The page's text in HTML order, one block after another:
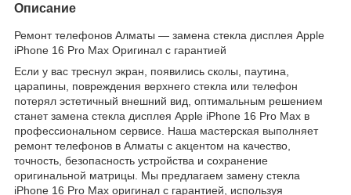
Описание
Ремонт телефонов Алматы — замена стекла дисплея Apple
iPhone 16 Pro Max Оригинал с гарантией
Если у вас треснул экран, появились сколы, паутина,
царапины, повреждения верхнего стекла или телефон
потерял эстетичный внешний вид, оптимальным решением
станет замена стекла дисплея Apple iPhone 16 Pro Max в
профессиональном сервисе. Наша мастерская выполняет
ремонт телефонов в Алматы с акцентом на качество,
точность, безопасность устройства и сохранение
оригинальной матрицы. Мы предлагаем замену стекла
iPhone 16 Pro Max оригинал с гарантией, используя